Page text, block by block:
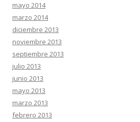
mayo 2014
marzo 2014
diciembre 2013
noviembre 2013
septiembre 2013
julio 2013
junio 2013
mayo 2013
marzo 2013
febrero 2013